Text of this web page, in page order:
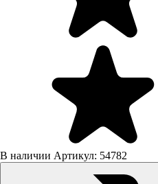
В наличии Артикул: 54782